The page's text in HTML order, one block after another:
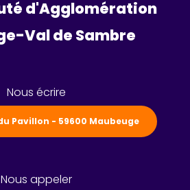
d'Agglomération
Val de Sambre
Nous écrire
Pavillon - 59600 Maubeuge
Nous appeler